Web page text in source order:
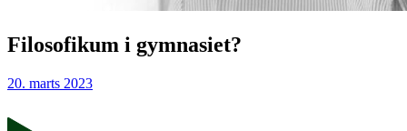
Filosofikum i gymnasiet?
20. marts 2023